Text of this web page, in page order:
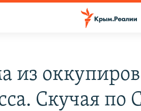
из
Скучая по